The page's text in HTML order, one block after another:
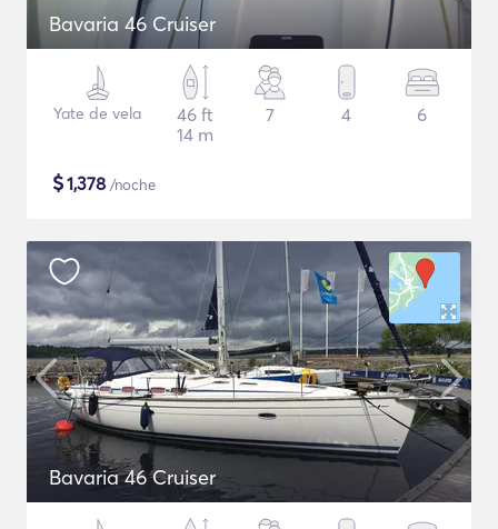
Bavaria 46 Cruiser
Yate de vela
46 ft
14 m
7 4 6
$1,378 /noche
Bavaria 46 Cruiser